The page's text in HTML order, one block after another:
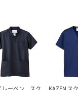
へ
在庫切れです
（次回入荷日